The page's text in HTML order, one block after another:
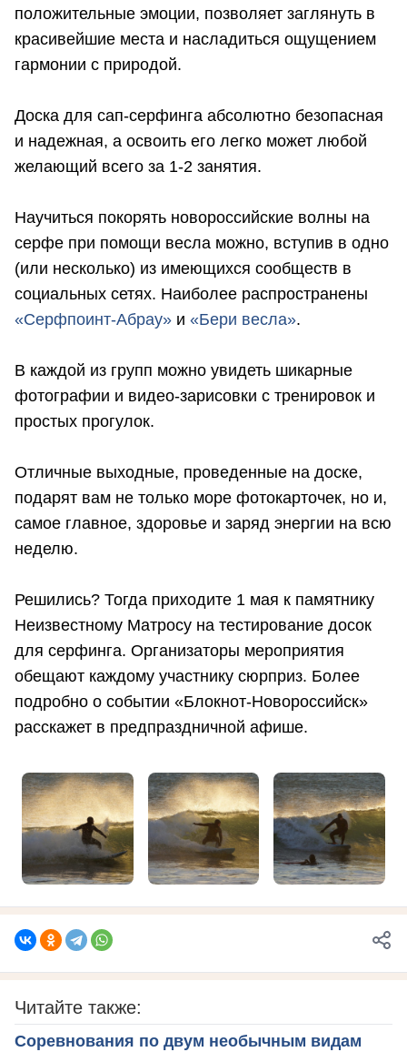
положительные эмоции, позволяет заглянуть в
красивейшие места и насладиться ощущением
гармонии с природой.
Доска для сап-серфинга абсолютно безопасная
и надежная, а освоить его легко может любой
желающий всего за 1-2 занятия.
Научиться покорять новороссийские волны на
серфе при помощи весла можно, вступив в одно
(или несколько) из имеющихся сообществ в
социальных сетях. Наиболее распространены
«Серфпоинт-Абрау» и «Бери весла».
В каждой из групп можно увидеть шикарные
фотографии и видео-зарисовки с тренировок и
простых прогулок.
Отличные выходные, проведенные на доске,
подарят вам не только море фотокарточек, но и,
самое главное, здоровье и заряд энергии на всю
неделю.
Решились? Тогда приходите 1 мая к памятнику
Неизвестному Матросу на тестирование досок
для серфинга. Организаторы мероприятия
обещают каждому участнику сюрприз. Более
подробно о событии «Блокнот-Новороссийск»
расскажет в предпраздничной афише.
Читайте также:
Соревнования по двум необычным видам